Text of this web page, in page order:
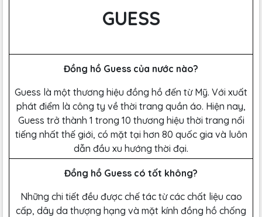
GUESS
Đồng hồ Guess của nước nào?
Guess là một thương hiệu đồng hồ đến từ Mỹ. Với xuất
phát điểm là công ty về thời trang quần áo. Hiện nay,
Guess trở thành 1 trong 10 thương hiệu thời trang nổi
tiếng nhất thế giới, có mặt tại hơn 80 quốc gia và luôn
dẫn đầu xu hướng thời đại.
Đồng hồ Guess có tốt không?
Những chi tiết đều được chế tác từ các chất liệu cao
cấp, dây da thượng hạng và mặt kính đồng hồ chống